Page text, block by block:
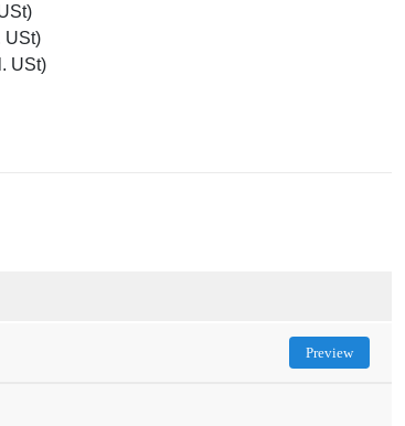
USt)
USt)
Preview